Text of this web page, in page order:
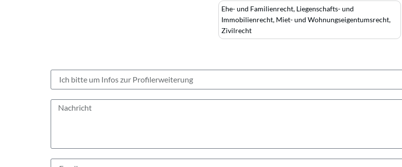
Ehe- und Familienrecht, Liegenschafts- und
Immobilienrecht, Miet- und Wohnungseigentumsrecht,
Zivilrecht